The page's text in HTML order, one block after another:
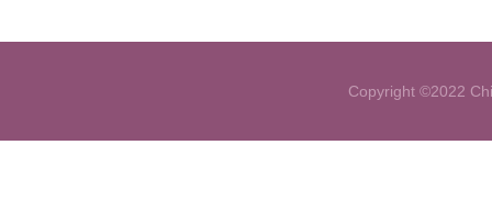
Copyright ©2022